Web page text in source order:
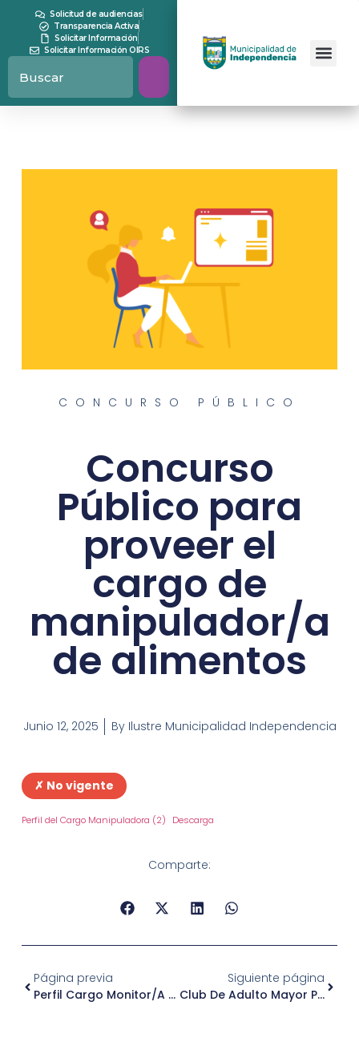
Solicitud de audiencias
Transparencia Activa
Solicitar Información
Solicitar Información OIRS
CONCURSO PÚBLICO
Concurso
Público para
proveer el
cargo de
manipulador/a
de alimentos
Junio 12, 2025 ByIlustre Municipalidad Independencia
✗ No vigente
Perfil del Cargo Manipuladora (2) Descarga
Comparte:
Página previa
Perfil Cargo Monitor/a Comunitario/a Programa Crecer En Comunidad En Independencia
Siguiente página
Club De Adulto Mayor Paola